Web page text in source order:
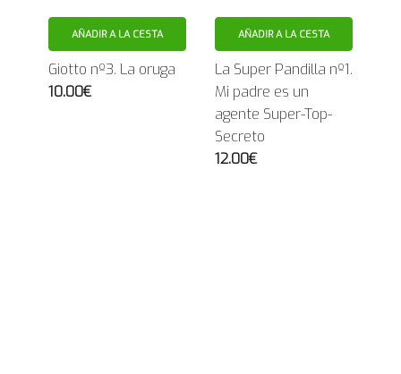
AÑADIR A LA CESTA
Giotto nº3. La oruga
10.00€
AÑADIR A LA CESTA
La Super Pandilla nº1.
Mi padre es un
agente Super-Top-
Secreto
12.00€